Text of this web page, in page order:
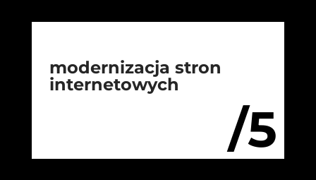
/5
modernizacja stron
internetowych